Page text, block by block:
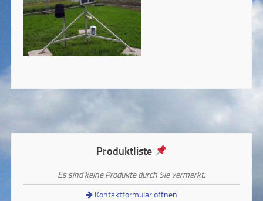
Produktliste
Es sind keine Produkte durch Sie vermerkt.
Kontaktformular öffnen